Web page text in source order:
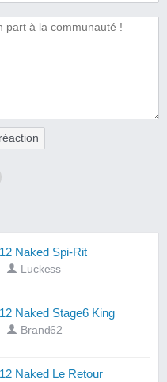
Naked Spi-Rit
Luckess
Naked Stage6 King
Brand62
Naked Le Retour